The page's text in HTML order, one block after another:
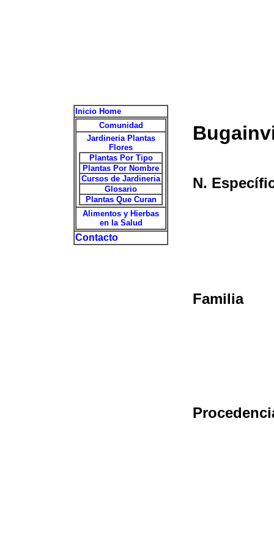
Inicio Home
Comunidad
Jardineria Plantas
Flores
Plantas Por Tipo
Plantas Por Nombre
Cursos de Jardineria
Glosario
Plantas Que Curan
Alimentos y Hierbas
en la Salud
Contacto
N.
Familia